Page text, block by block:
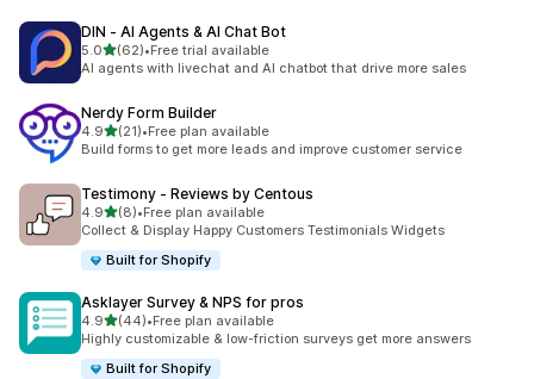
DIN ‑ AI Agents & AI Chat Bot
5.0별 5개 중
(62)
총 리뷰 62개
•Free trial available
AI agents with livechat and AI chatbot that drive more sales
Nerdy Form Builder
4.9별 5개 중
(21)
총 리뷰 21개
•Free plan available
Build forms to get more leads and improve customer service
Testimony ‑ Reviews by Centous
4.9별 5개 중
(8)
총 리뷰 8개
•Free plan available
Collect & Display Happy Customers Testimonials Widgets
Built for Shopify
Asklayer Survey & NPS for pros
4.9별 5개 중
(44)
총 리뷰 44개
•Free plan available
Highly customizable & low-friction surveys get more answers
Built for Shopify